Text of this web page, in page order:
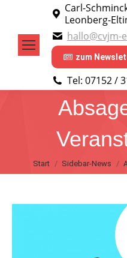
Carl-
Leonberg-
hallo@cvjm-
zum
Tel: 07152 /
Sie befinden sich hier:
Start Sidebar-News